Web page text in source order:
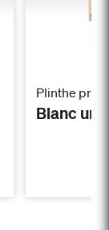
Plinthe
Blanc uni